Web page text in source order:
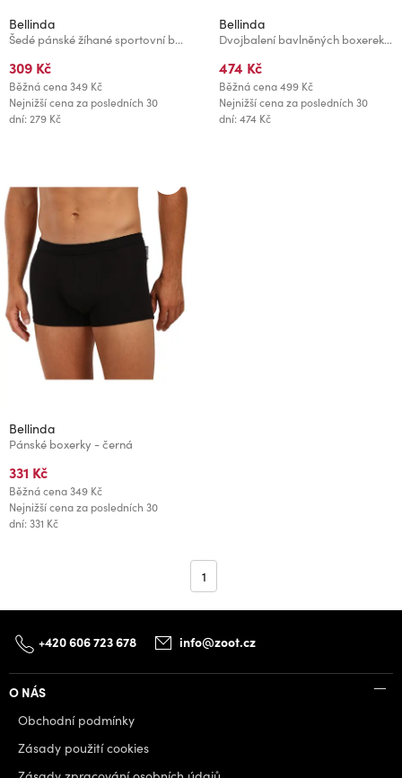
Bellinda
Šedé pánské žíhané sportovní boxerky Bellinda SPORT BOXER
309 Kč
Běžná cena349 Kč
Nejnižší cena za posledních 30
dní: 279 Kč
Bellinda
Dvojbalení bavlněných boxerek - černá
474 Kč
Běžná cena499 Kč
Nejnižší cena za posledních 30
dní: 474 Kč
Bellinda
Pánské boxerky - černá
331 Kč
Běžná cena349 Kč
Nejnižší cena za posledních 30
dní: 331 Kč
1
+420 606 723 678 info@zoot.cz
O NÁS
Obchodní podmínky
Zásady použití cookies